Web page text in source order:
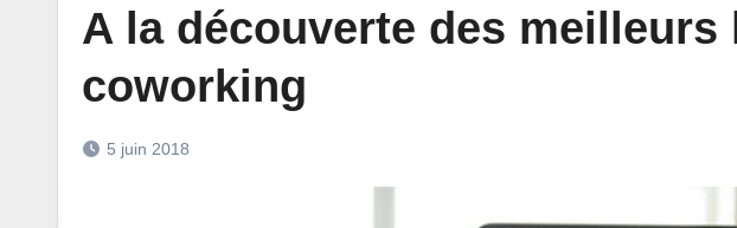
A la découverte des meilleurs
coworking
5 juin 2018